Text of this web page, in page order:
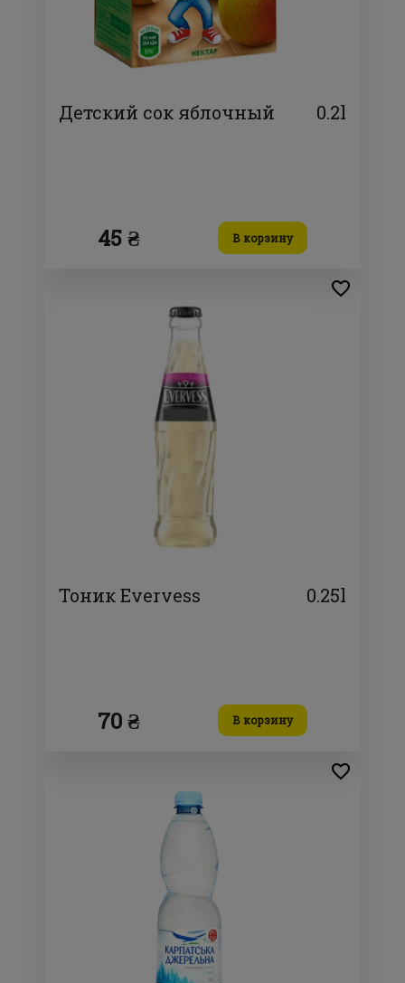
Детский сок яблочный 0.2l
45 ₴ В корзину
Тоник Evervess 0.25l
70 ₴ В корзину